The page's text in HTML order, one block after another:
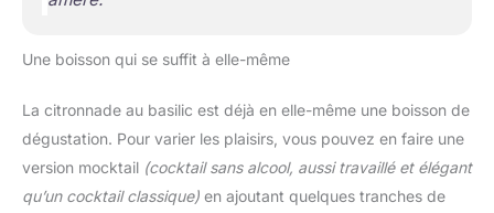
Une boisson qui se suffit à elle-même
La citronnade au basilic est déjà en elle-même une boisson de
dégustation. Pour varier les plaisirs, vous pouvez en faire une
version mocktail (cocktail sans alcool, aussi travaillé et élégant
qu’un cocktail classique) en ajoutant quelques tranches de